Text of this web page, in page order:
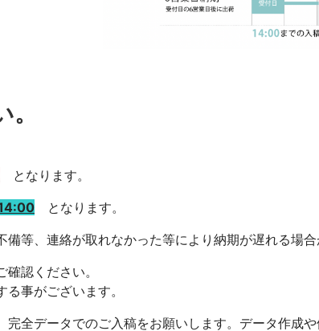
となります。
となります。
等、連絡が取れなかった等により納期が遅れる場合
認ください。
事がございます。
全データでのご入稿をお願いします。データ作成や